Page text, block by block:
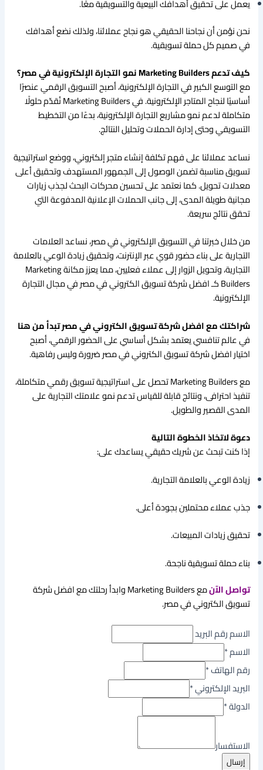
يعمل على تحقيق أهدافك البيعية والتسويقية معًا.
نحن نؤمن أن نجاحنا الحقيقي هو نجاح عملائنا، ولذلك نضع أهدافك
في صميم كل حملة تسويقية.
كيف تدعم Marketing Builders نمو التجارة الإلكترونية في مصر؟
مع التوسع الكبير في التجارة الإلكترونية، أصبح التسويق الرقمي عنصرًا
أساسيًا لنجاح المتاجر الإلكترونية. في Marketing Builders نُقدّم حلولًا
متكاملة لدعم نمو مشاريع التجارة الإلكترونية، بدءًا من التخطيط
التسويقي وحتى إدارة الحملات وتحليل النتائج.
نساعد عملائنا على فهم تكلفة إنشاء متجر إلكتروني، ووضع استراتيجية
تسويق مناسبة تضمن الوصول إلى الجمهور المستهدف وتحقيق أعلى
معدلات تحويل. كما نعتمد على تحسين محركات البحث لجذب زيارات
مجانية طويلة المدى، إلى جانب الحملات الإعلانية المدفوعة التي
تحقق نتائج سريعة.
من خلال خبرتنا في التسويق الإلكتروني في مصر، نساعد العلامات
التجارية على بناء حضور قوي عبر الإنترنت، وتحقيق زيادة الوعي بالعلامة
التجارية، وتحويل الزوار إلى عملاء فعليين، مما يعزز مكانة Marketing
Builders كـ افضل شركة تسويق الكتروني في مصر في مجال التجارة
الإلكترونية.
شراكتك مع افضل شركة تسويق الكتروني في مصر تبدأ من هنا
في عالم تنافسي يعتمد بشكل أساسي على الحضور الرقمي، أصبح
اختيار افضل شركة تسويق الكتروني في مصر ضرورة وليس رفاهية.
مع Marketing Builders تحصل على استراتيجية تسويق رقمي متكاملة،
تنفيذ احترافى، ونتائج قابلة للقياس تدعم نمو علامتك التجارية على
المدى القصير والطويل.
دعوة لاتخاذ الخطوة التالية
إذا كنت تبحث عن شريك حقيقي يساعدك على:
زيادة الوعي بالعلامة التجارية.
جذب عملاء محتملين بجودة أعلى.
تحقيق زيادات المبيعات.
بناء حملة تسويقية ناجحة.
تواصل الآن
مع Marketing Builders وابدأ رحلتك مع افضل شركة
تسويق الكتروني في مصر.
الاسم رقم البريد
الاسم*
رقم الهاتف*
البريد الإلكتروني*
الدولة*
الاستفسار
إرسال